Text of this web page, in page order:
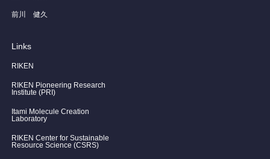
前川 健久
Links
RIKEN
RIKEN Pioneering Research
Institute (PRI)
Itami Molecule Creation
Laboratory
RIKEN Center for Sustainable
Resource Science (CSRS)